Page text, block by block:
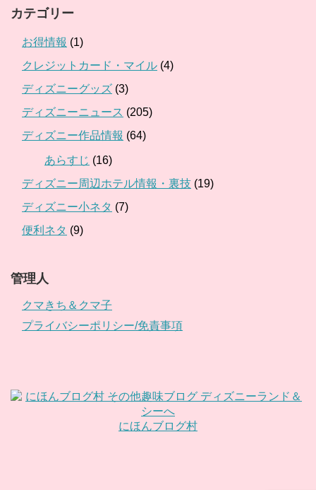
カテゴリー
お得情報 (1)
クレジットカード・マイル (4)
ディズニーグッズ (3)
ディズニーニュース (205)
ディズニー作品情報 (64)
あらすじ (16)
ディズニー周辺ホテル情報・裏技 (19)
ディズニー小ネタ (7)
便利ネタ (9)
管理人
クマきち＆クマ子
プライバシーポリシー/免責事項
にほんブログ村